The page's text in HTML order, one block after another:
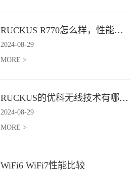
RUCKUS R770怎么样，性能怎么样，好用吗？
2024-08-29
MORE >
RUCKUS的优科无线技术有哪些优缺点？
2024-08-29
MORE >
WiFi6 WiFi7性能比较